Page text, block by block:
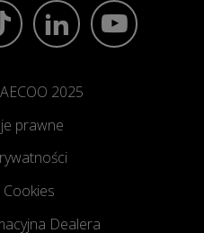
2025
prawne
Cookies
Dealera